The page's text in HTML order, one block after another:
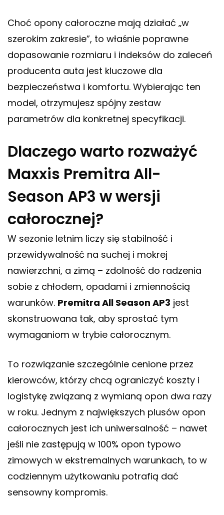
Choć opony całoroczne mają działać „w
szerokim zakresie”, to właśnie poprawne
dopasowanie rozmiaru i indeksów do zaleceń
producenta auta jest kluczowe dla
bezpieczeństwa i komfortu. Wybierając ten
model, otrzymujesz spójny zestaw
parametrów dla konkretnej specyfikacji.
Dlaczego warto rozważyć
Maxxis Premitra All-
Season AP3 w wersji
całorocznej?
W sezonie letnim liczy się stabilność i
przewidywalność na suchej i mokrej
nawierzchni, a zimą – zdolność do radzenia
sobie z chłodem, opadami i zmiennością
warunków. Premitra All Season AP3 jest
skonstruowana tak, aby sprostać tym
wymaganiom w trybie całorocznym.
To rozwiązanie szczególnie cenione przez
kierowców, którzy chcą ograniczyć koszty i
logistykę związaną z wymianą opon dwa razy
w roku. Jednym z największych plusów opon
całorocznych jest ich uniwersalność – nawet
jeśli nie zastępują w 100% opon typowo
zimowych w ekstremalnych warunkach, to w
codziennym użytkowaniu potrafią dać
sensowny kompromis.